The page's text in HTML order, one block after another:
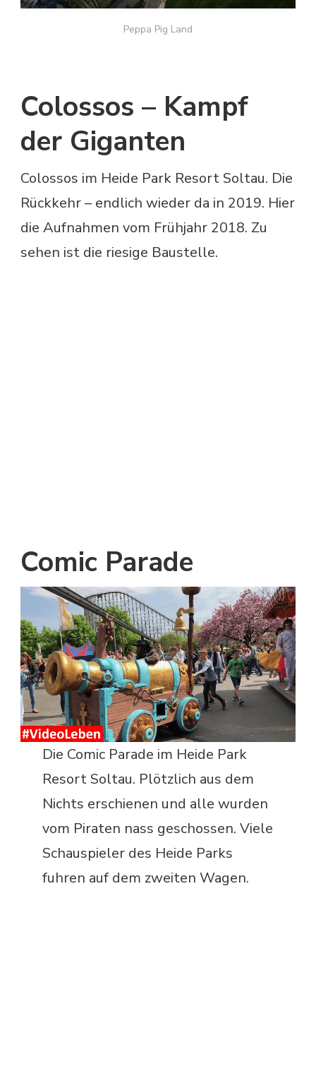
Peppa Pig Land
Colossos – Kampf
der Giganten
Colossos im Heide Park Resort Soltau. Die
Rückkehr – endlich wieder da in 2019. Hier
die Aufnahmen vom Frühjahr 2018. Zu
sehen ist die riesige Baustelle.
Comic Parade
Die Comic Parade im Heide Park
Resort Soltau. Plötzlich aus dem
Nichts erschienen und alle wurden
vom Piraten nass geschossen. Viele
Schauspieler des Heide Parks
fuhren auf dem zweiten Wagen.